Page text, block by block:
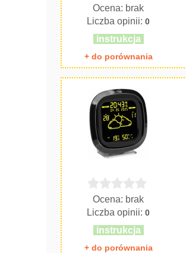
Ocena: brak
Liczba opinii:0
instrukcja
+ do porównania
Ocena: brak
Liczba opinii:0
instrukcja
+ do porównania